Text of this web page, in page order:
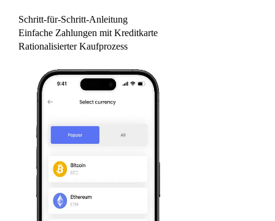
Schritt-für-Schritt-Anleitung
Einfache Zahlungen mit Kreditkarte
Rationalisierter Kaufprozess